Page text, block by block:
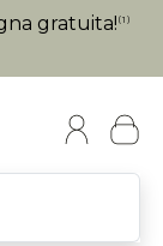
gratuita! (1)